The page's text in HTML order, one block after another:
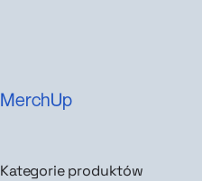
MerchUp
Kategorie produktów